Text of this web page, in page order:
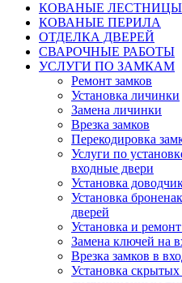
КОВАНЫЕ ЛЕСТНИЦЫ
КОВАНЫЕ ПЕРИЛА
ОТДЕЛКА ДВЕРЕЙ
СВАРОЧНЫЕ РАБОТЫ
УСЛУГИ ПО ЗАМКАМ
Ремонт замков
Установка личинки
Замена личинки
Врезка замков
Перекодировка
Услуги по
входные двери
Установка
Установка
дверей
Установка и
Замена ключей на
Врезка замков в
Установка